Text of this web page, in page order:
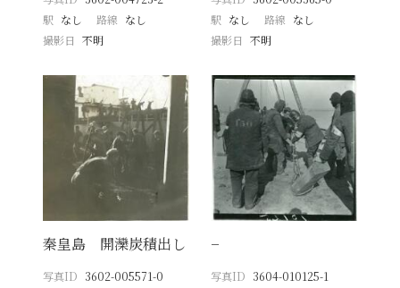
駅 なし 路線 なし
撮影日
不明
駅 なし 路線 なし
撮影日 不明
秦皇島 開灤炭積出し
写真ID 3602-005571-0
−
写真ID 3604-010125-1